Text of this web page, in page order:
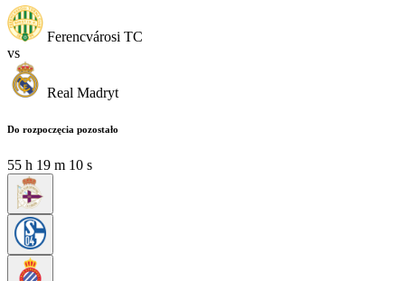
Ferencvárosi TC
vs
Real Madryt
Do rozpoczęcia pozostało
55 h 19 m 10 s